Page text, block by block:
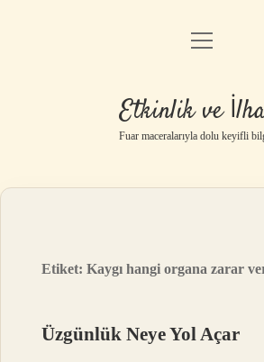
Anasayfa
Gizlilik Politikası
Yasal Uyarı
menüyü
Etkinlik ve
Fuar maceralarıyla dolu keyifli
Etiket:Kaygı hangi organa zarar
Üzgünlük Neye Yol Açar